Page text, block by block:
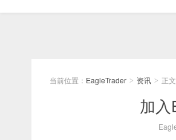
当前位置： EagleTrader > 资讯 > 正文
加入